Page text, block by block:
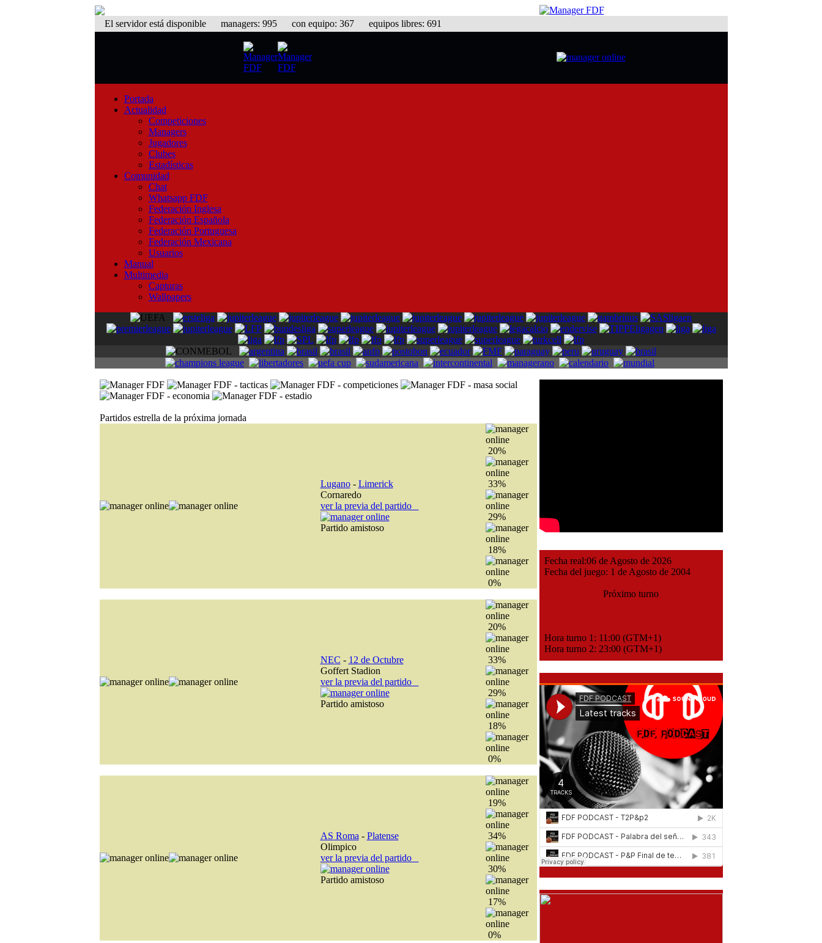
El servidor está disponiblemanagers: 995 con equipo: 367 equipos libres: 691
Portada
Actualidad
Competiciones
Managers
Jugadores
Clubes
Estadísticas
Comunidad
Chat
Whatsapp FDF
Federación Inglesa
Federación Española
Federación Portuguesa
Federación Mexicana
Usuarios
Manual
Multimedia
Capturas
Wallpapers
Partidos estrella de la próxima jornada
Lugano- Limerick
Cornaredo
ver la previa del partido
Partido amistoso
20%
33%
29%
18%
0%
NEC - 12 de Octubre
Goffert Stadion
ver la previa del partido
Partido amistoso
20%
33%
29%
18%
0%
AS Roma - Platense
Olimpico
ver la previa del partido
Partido amistoso
19%
34%
30%
17%
0%
Fecha real:06 de Agosto de 2026
Fecha del juego: 1 de Agosto de 2004
Próximo turno
Hora turno 1: 11:00 (GTM+1)
Hora turno 2: 23:00 (GTM+1)